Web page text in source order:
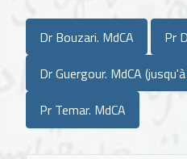
Dr Bouzari. MdCA
Pr
Dr Guergour. MdCA
Pr Temar. MdCA